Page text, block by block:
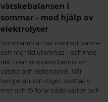
vätskebalansen i
sommar - med hjälp av
elektrolyter
Sommaren är här med sol, värme
och mer tid utomhus – och med
den ökar kroppens behov av
vätska och elektrolyter. När
temperaturen stiger, svettas vi
mer och förlorar både vatten och